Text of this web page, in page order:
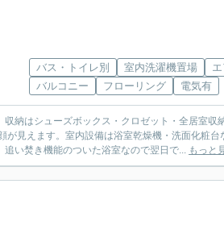
バス・トイレ別 室内洗濯機置場
バルコニー
フローリング 電気有
納はシューズボックス・クロゼット・全居室収
見えます。室内設備は浴室乾燥機・洗面化粧台
い焚き機能のついた浴室なので翌日で... もっと